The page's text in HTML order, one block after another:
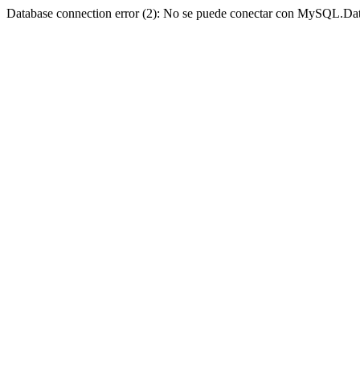
Database connection error (2): No se puede conectar con